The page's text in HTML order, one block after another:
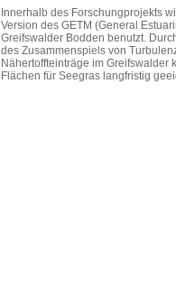
Innerhalb des Forschungprojekts
Version des GETM (General
Greifswalder Bodden benutzt.
des Zusammenspiels von
Nähertoffteinträge im Greifswalder
Flächen für Seegras langfristig